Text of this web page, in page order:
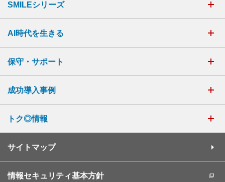
SMILEシリーズ
AI時代を生きる
保守・サポート
成功導入事例
トク◎情報
サイトマップ
情報セキュリティ基本方針